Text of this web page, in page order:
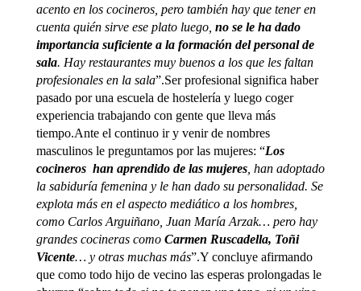
acento en los cocineros, pero también hay que tener en
cuenta quién sirve ese plato luego, no se le ha dado
importancia suficiente a la formación del personal de
sala. Hay restaurantes muy buenos a los que les faltan
profesionales en la sala”.Ser profesional significa haber
pasado por una escuela de hostelería y luego coger
experiencia trabajando con gente que lleva más
tiempo.Ante el continuo ir y venir de nombres
masculinos le preguntamos por las mujeres: “Los
cocineros han aprendido de las mujeres, han adoptado
la sabiduría femenina y le han dado su personalidad. Se
explota más en el aspecto mediático a los hombres,
como Carlos Arguiñano, Juan María Arzak… pero hay
grandes cocineras como Carmen Ruscadella, Toñi
Vicente… y otras muchas más”.Y concluye afirmando
que como todo hijo de vecino las esperas prolongadas le